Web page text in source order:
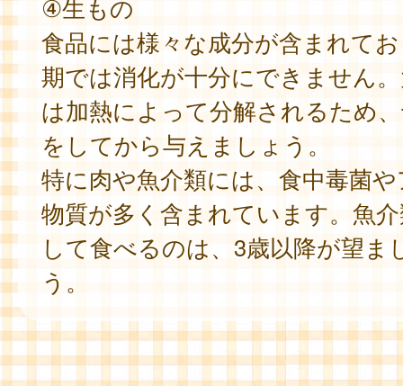
④生もの
食品には様々な成分が含まれて
期では消化が十分にできません
は加熱によって分解されるため
をしてから与えましょう。
特に肉や魚介類には、食中毒菌
物質が多く含まれています。魚
して食べるのは、3歳以降が望ま
う。